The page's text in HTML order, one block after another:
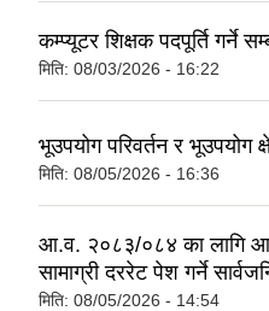
कम्प्यूटर शिक्षक पदपूर्ति गर्ने
मिति: 08/03/2026 - 16:22
भूउपयोग परिवर्तन र भूउपयोग
मिति: 08/05/2026 - 16:36
आ.व. २०८३/०८४ का लागि
सामाग्री दररेट पेश गर्ने
मिति: 08/05/2026 - 14:54